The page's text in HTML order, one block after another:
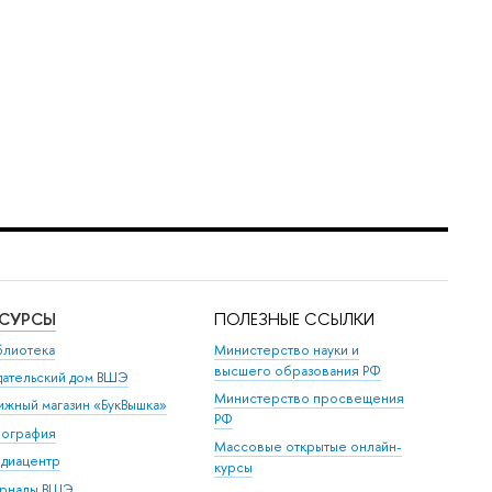
дом ВШЭ
магазин «БукВышка»
ПОЛЕЗНЫЕ ССЫЛКИ
Министерство науки и
высшего образования РФ
Министерство просвещения
РФ
Массовые открытые онлайн-
курсы